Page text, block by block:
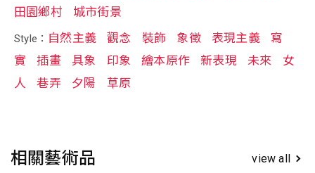
田園鄉村
城市街景
Style： 自然主義 觀念 裝飾 象徵 表現主義
寫
實
插畫 具象 印象 繪本原作 新表現 未來
女
人
巷弄 夕陽 草原
相關藝術品 view all